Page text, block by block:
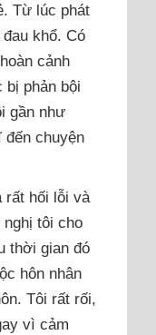
Từ lúc phát
khổ. Có
cảnh
phản bội
gần như
đến chuyện
rất hối lỗi và
tôi cho
thời gian đó
hôn nhân
Tôi rất rối,
vì cảm